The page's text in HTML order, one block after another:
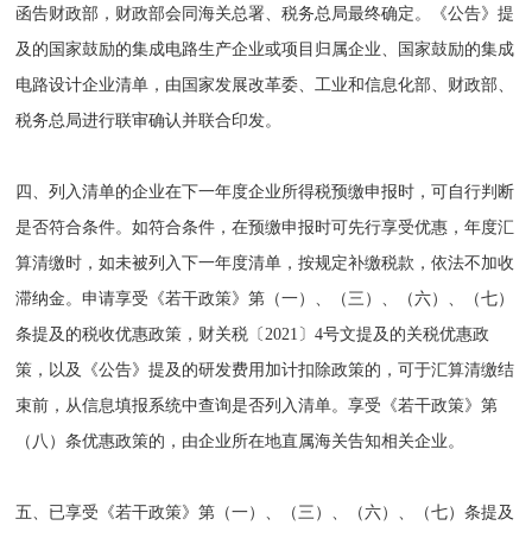
函告财政部，财政部会同海关总署、税务总局最终确定。《公告》提
及的国家鼓励的集成电路生产企业或项目归属企业、国家鼓励的集成
电路设计企业清单，由国家发展改革委、工业和信息化部、财政部、
税务总局进行联审确认并联合印发。
四、列入清单的企业在下一年度企业所得税预缴申报时，可自行判断
是否符合条件。如符合条件，在预缴申报时可先行享受优惠，年度汇
算清缴时，如未被列入下一年度清单，按规定补缴税款，依法不加收
滞纳金。申请享受《若干政策》第（一）、（三）、（六）、（七）
条提及的税收优惠政策，财关税〔2021〕4号文提及的关税优惠政
策，以及《公告》提及的研发费用加计扣除政策的，可于汇算清缴结
束前，从信息填报系统中查询是否列入清单。享受《若干政策》第
（八）条优惠政策的，由企业所在地直属海关告知相关企业。
五、已享受《若干政策》第（一）、（三）、（六）、（七）条提及